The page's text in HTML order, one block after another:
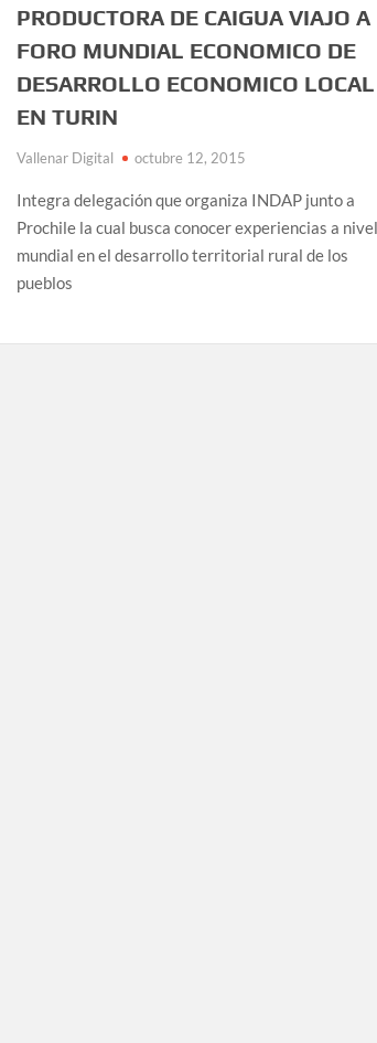
PRODUCTORA DE CAIGUA VIAJO A
FORO MUNDIAL ECONOMICO DE
DESARROLLO ECONOMICO LOCAL
EN TURIN
Vallenar Digital octubre 12, 2015
Integra delegación que organiza INDAP junto a
Prochile la cual busca conocer experiencias a nivel
mundial en el desarrollo territorial rural de los
pueblos